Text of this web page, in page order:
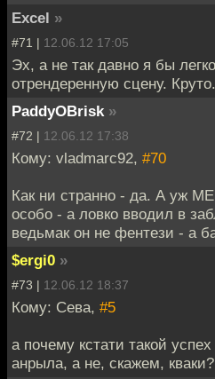
Excel »
#71 | 12.06.12 17:05
Эх, а не так давно я бы
отрендеренную сцену. Круто.
PaddyOBrisk »
#72 | 12.06.12 17:38
Кому: vladmarc92, #70
Как ни странно - да. А уж
особо - а ловко вводил в
ведьмак он не фентези - а
$ergi0 »
#73 | 12.06.12 18:37
Кому: Сева, #5
а почему кстати такой
анрыла, а не, скажем, кваки?